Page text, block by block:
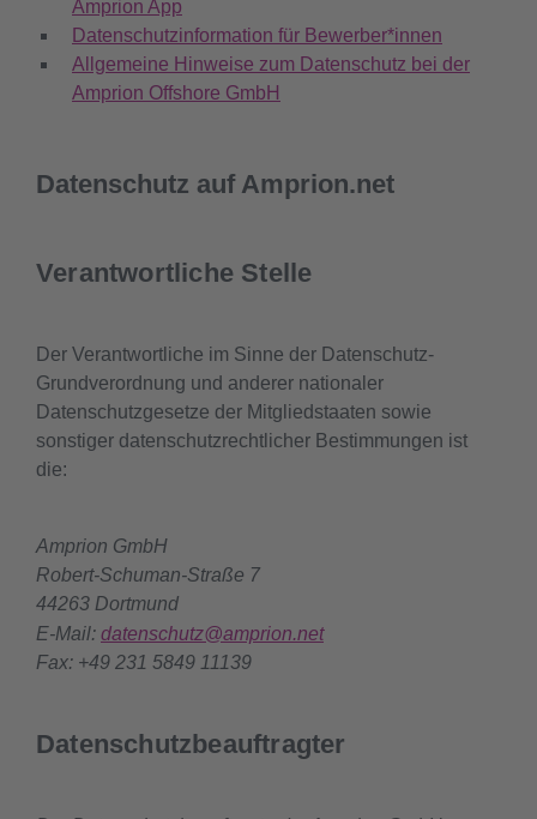
Amprion App
Datenschutzinformation für Bewerber*innen
Allgemeine Hinweise zum Datenschutz bei der
Amprion Offshore GmbH
Datenschutz auf Amprion.net
Verantwortliche Stelle
Der Verantwortliche im Sinne der Datenschutz-
Grundverordnung und anderer nationaler
Datenschutzgesetze der Mitgliedstaaten sowie
sonstiger datenschutzrechtlicher Bestimmungen ist
die:
Amprion GmbH
Robert-Schuman-Straße 7
44263 Dortmund
E-Mail: datenschutz@amprion.net
Fax: +49 231 5849 11139
Datenschutzbeauftragter